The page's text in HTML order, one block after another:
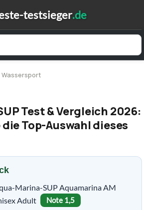
Wassersport
Test & Vergleich 2026:
Top-Auswahl dieses
Marina-SUP Aquamarina AM
Adult
Note 1,5